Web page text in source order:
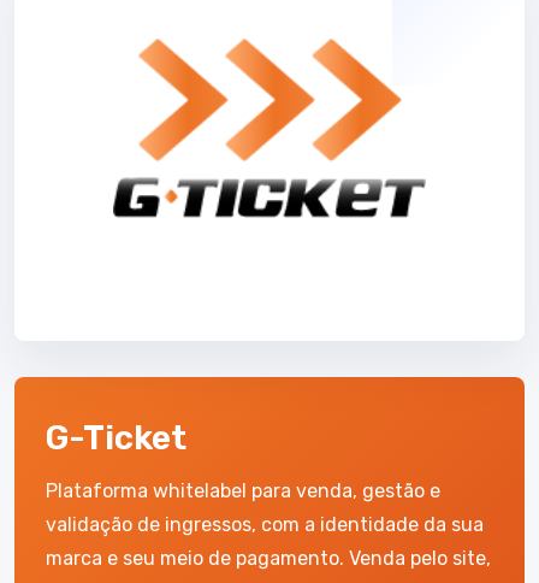
G-Ticket
Plataforma whitelabel para venda, gestão e
validação de ingressos, com a identidade da sua
marca e seu meio de pagamento. Venda pelo site,